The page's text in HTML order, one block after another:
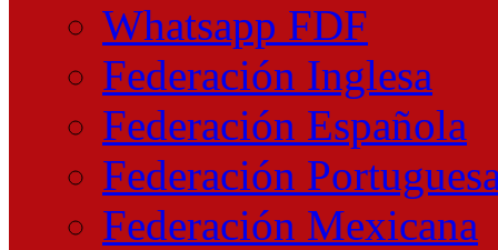
Whatsapp FDF
Federación Inglesa
Federación Española
Federación
Federación Mexicana